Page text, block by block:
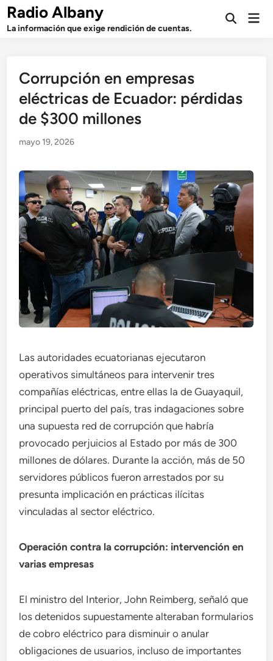
Saltar
contenido
Radio Albany
La información que exige rendición de cuentas.
Abrir
Corrupción en empresas
eléctricas de Ecuador: pérdidas
de $300 millones
mayo 19, 2026
Las autoridades ecuatorianas ejecutaron
operativos simultáneos para intervenir tres
compañías eléctricas, entre ellas la de Guayaquil,
principal puerto del país, tras indagaciones sobre
una supuesta red de corrupción que habría
provocado perjuicios al Estado por más de 300
millones de dólares. Durante la acción, más de 50
servidores públicos fueron arrestados por su
presunta implicación en prácticas ilícitas
vinculadas al sector eléctrico.
Operación contra la corrupción: intervención en
varias empresas
El ministro del Interior, John Reimberg, señaló que
los detenidos supuestamente alteraban formularios
de cobro eléctrico para disminuir o anular
obligaciones de usuarios, incluso de importantes